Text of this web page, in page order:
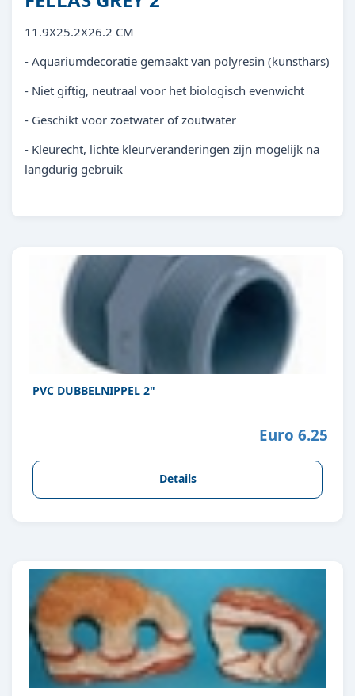
11.9X25.2X26.2 CM
- Aquariumdecoratie gemaakt van polyresin (kunsthars)
- Niet giftig, neutraal voor het biologisch evenwicht
- Geschikt voor zoetwater of zoutwater
- Kleurecht, lichte kleurveranderingen zijn mogelijk na
langdurig gebruik
PVC DUBBELNIPPEL 2"
Euro 6.25
Details